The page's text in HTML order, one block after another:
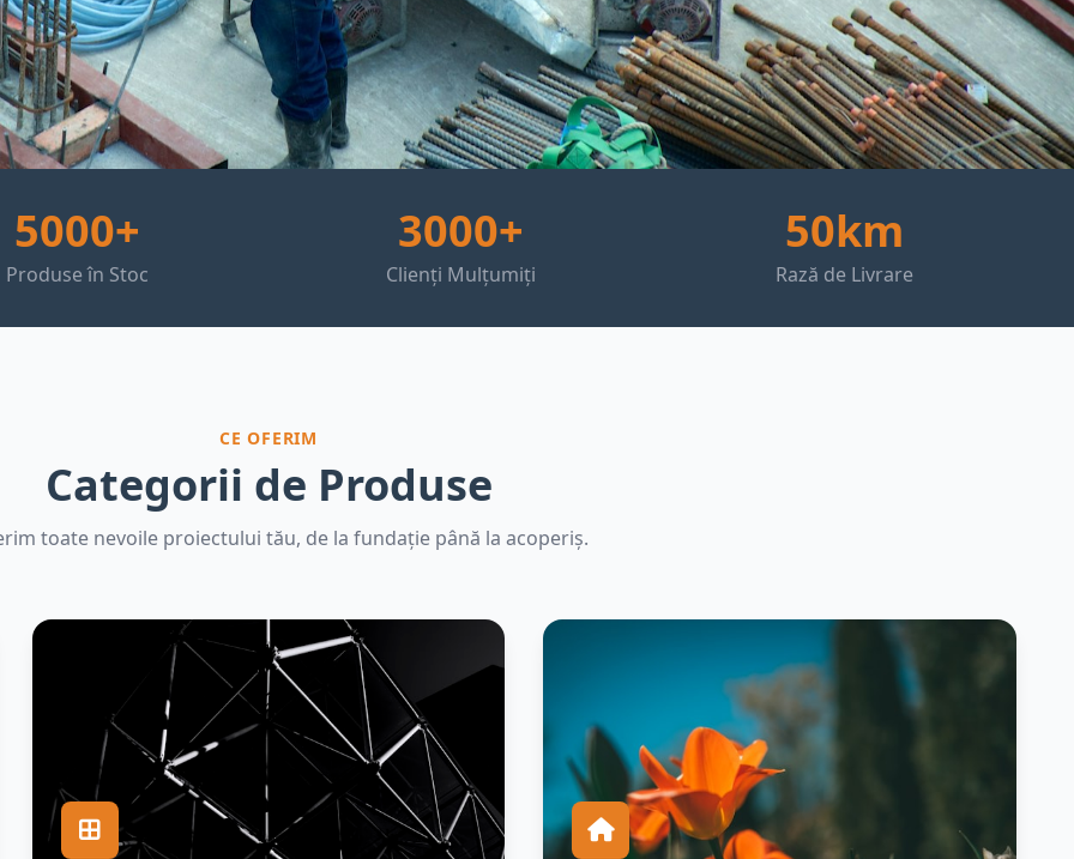
5000+
Produse în Stoc
3000+
Clienți Mulțumiți
50km
Rază de Livrare
CE OFERIM
Categorii de Produse
toate nevoile proiectului tău, de la fundație până la acoperiș.